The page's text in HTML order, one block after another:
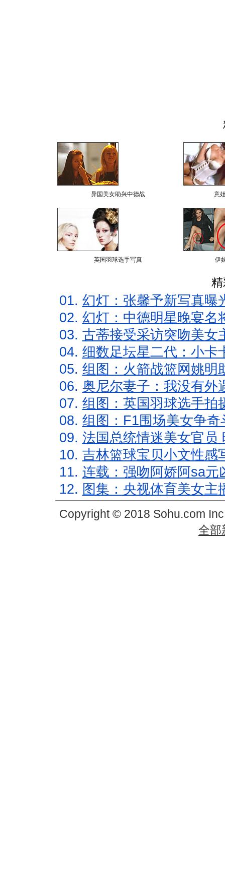
异国美女助兴中德战 意
英国羽球选手写真 伊
01. 幻灯：张馨予新写真曝
02. 幻灯：中德明星晚宴名
03. 古蒂接受采访突吻美女
04. 细数足坛星二代：小卡
05. 组图：火箭战篮网姚明
06. 奥尼尔妻子：我没有外
07. 组图：英国羽球选手拍
08. 组图：F1围场美女争
09. 法国总统情迷美女官员
10. 吉林篮球宝贝小文性感
11. 连载：强吻阿娇阿sa元
12. 图集：央视体育美女主
Copyright © 2018 Sohu.com
全部